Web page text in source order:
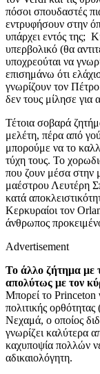
πόσοι σπουδαστές
εντρυφήσουν στην
υπάρχει εντός της;
υπερβολικό (θα
υποχρεούται να
επισημάνω ότι
γνωρίζουν τον
δεν τους μίλησε για
Τέτοια σοβαρά
μελέτη, πέρα από
μπορούμε να το
τύχη τους. Το
που ζουν μέσα στην
μαέστρου Λευτέρη
κατά
Κερκυραίοι τον
άνθρωπος
Advertisement
Το άλλο ζήτημα με
απολύτως με τον
Μπορεί το Princeton
πολιτικής
Νεχαμά, ο οποίος
γνωρίζει καλύτερα
καχυποψία πολλών
αδικαιολόγητη.